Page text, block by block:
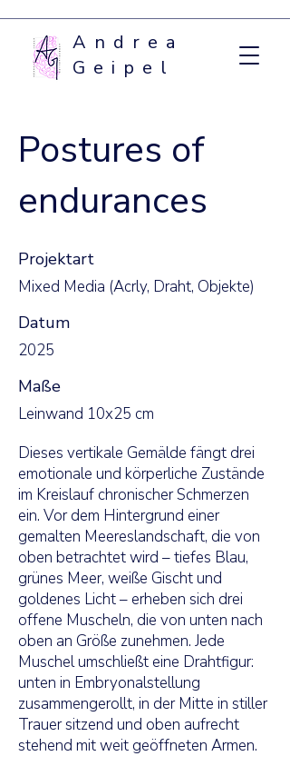
Andrea
Geipel
Postures of
endurances
Projektart
Mixed Media (Acrly, Draht, Objekte)
Datum
2025
Maße
Leinwand 10x25 cm
Dieses vertikale Gemälde fängt drei
emotionale und körperliche Zustände
im Kreislauf chronischer Schmerzen
ein. Vor dem Hintergrund einer
gemalten Meereslandschaft, die von
oben betrachtet wird – tiefes Blau,
grünes Meer, weiße Gischt und
goldenes Licht – erheben sich drei
offene Muscheln, die von unten nach
oben an Größe zunehmen. Jede
Muschel umschließt eine Drahtfigur:
unten in Embryonalstellung
zusammengerollt, in der Mitte in stiller
Trauer sitzend und oben aufrecht
stehend mit weit geöffneten Armen.